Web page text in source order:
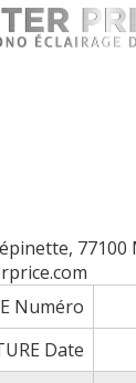
77100
Numéro
Date